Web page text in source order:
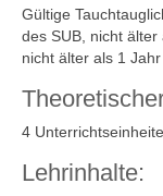
Gültige
des SUB, nicht
nicht älter als 1 Jahr
4
Lehrinhalte: